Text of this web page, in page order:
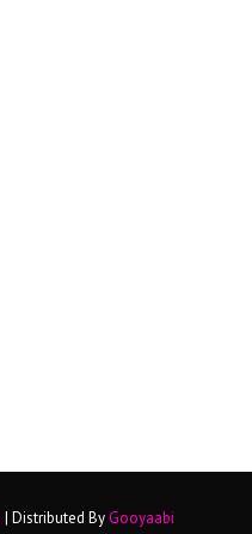
| Distributed By Gooyaabi